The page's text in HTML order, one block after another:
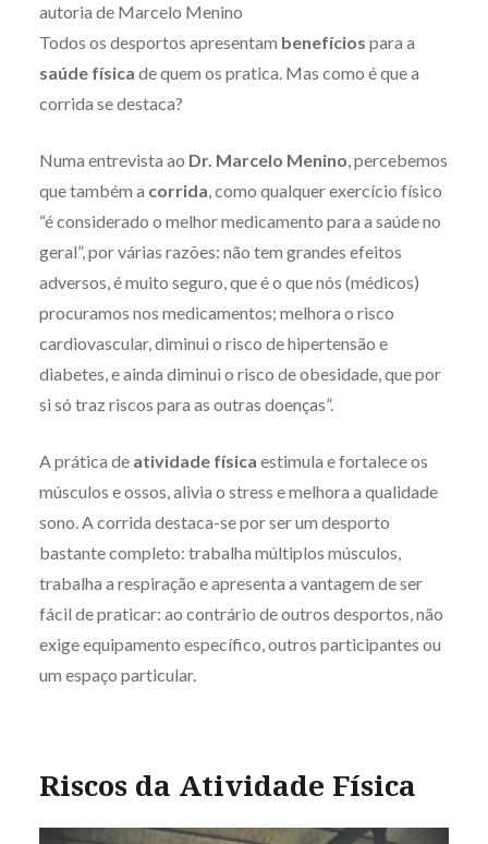
autoria de Marcelo Menino
Todos os desportos apresentam benefícios para a
saúde física de quem os pratica. Mas como é que a
corrida se destaca?
Numa entrevista ao Dr. Marcelo Menino, percebemos
que também a corrida, como qualquer exercício físico
“é considerado o melhor medicamento para a saúde no
geral”, por várias razões: não tem grandes efeitos
adversos, é muito seguro, que é o que nós (médicos)
procuramos nos medicamentos; melhora o risco
cardiovascular, diminui o risco de hipertensão e
diabetes, e ainda diminui o risco de obesidade, que por
si só traz riscos para as outras doenças”.
A prática de atividade física estimula e fortalece os
músculos e ossos, alivia o stress e melhora a qualidade
sono. A corrida destaca-se por ser um desporto
bastante completo: trabalha múltiplos músculos,
trabalha a respiração e apresenta a vantagem de ser
fácil de praticar: ao contrário de outros desportos, não
exige equipamento específico, outros participantes ou
um espaço particular.
Riscos da Atividade Física